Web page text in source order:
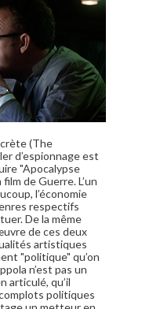
(The
d’espionnage est
"Apocalypse
de Guerre. L’un
l’économie
respectifs
De la même
de ces deux
artistiques
"politique" qu’on
n’est pas un
articulé, qu’il
politiques